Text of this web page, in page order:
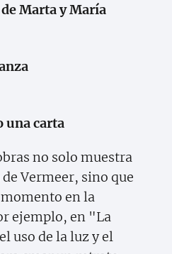
Marta y María
una carta
no solo muestra
Vermeer, sino que
en la
ejemplo, en "La
uso de la luz y el